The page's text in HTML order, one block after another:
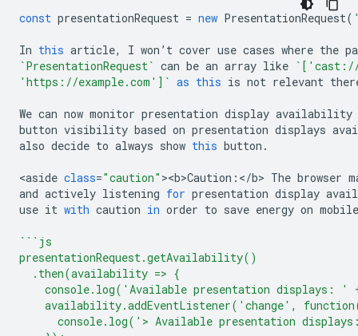
const presentationRequest = new PresentationRequest(
In this article, I won ’ t cover use cases where the
`PresentationRequest` can be an array like
'https://example.com']` as this is not relevant
We can now monitor presentation display availability
button visibility based on presentation displays
also decide to always show this button .
<aside class="caution" ><b>Caution : </b> The browser
and actively listening for presentation display
use it with caution in order to save energy on mobile
```js
presentationRequest.getAvailability()
  .then(availability => {
console.log('Available presentation displays: '
availability.addEventListener('change',
console.log('> Available presentation